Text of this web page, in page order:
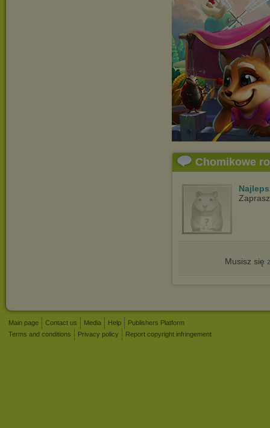
Chomikowe
Musisz się
Main page Contact us Media Help
Publishers Platform
Terms and conditions
Privacy policy Report copyright infringement